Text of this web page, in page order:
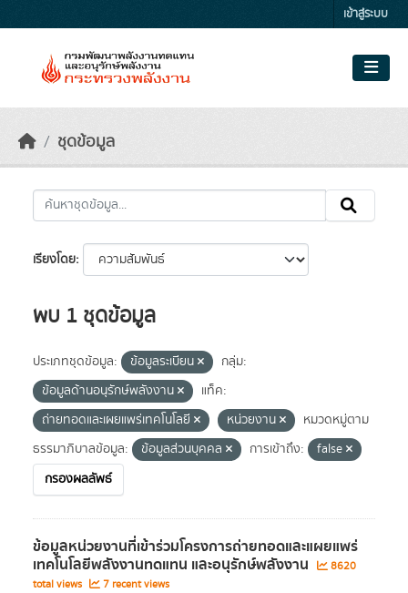
เข้าสู่ระบบ
ชุดข้อมูล
เรียงโดย
พบ 1 ชุดข้อมูล
ประเภทชุดข้อมูล: ข้อมูลระเบียน
กลุ่ม:
ข้อมูลด้านอนุรักษ์พลังงาน
แท็ค:
ถ่ายทอดและเผยแพร่เทคโนโลยี
หน่วยงาน
หมวดหมู่ตาม
ธรรมาภิบาลข้อมูล:
ข้อมูลส่วนบุคคล การเข้าถึง:
false
กรองผลลัพธ์
ข้อมูลหน่วยงานที่เข้าร่วมโครงการถ่ายทอดและแผยแพร่
เทคโนโลยีพลังงานทดแทน และอนุรักษ์พลังงาน
8620
total views
7 recent views